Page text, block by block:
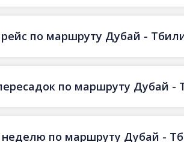
по маршруту Дубай -
по маршруту Дубай -
неделю по маршруту Дубай -